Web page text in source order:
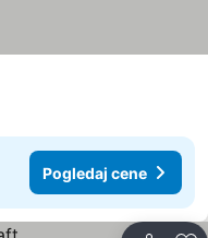
Pogledaj cene